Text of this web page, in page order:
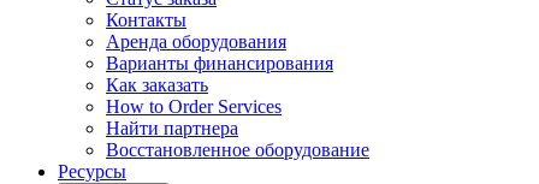
Контакты
Аренда оборудования
Варианты финансирования
Как заказать
How to Order Services
Найти партнера
Восстановленное оборудование
Ресурсы